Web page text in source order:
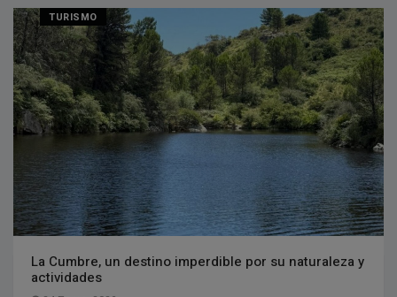
TURISMO
La Cumbre, un destino imperdible por su naturaleza y
actividades